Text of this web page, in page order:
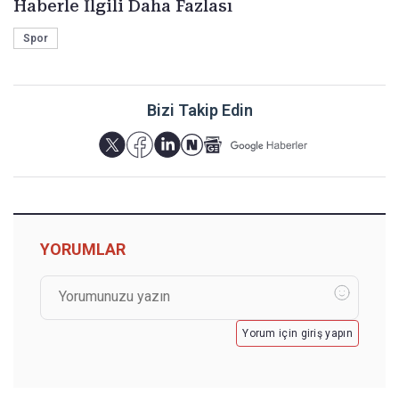
Haberle İlgili Daha Fazlası
Spor
Bizi Takip Edin
YORUMLAR
Yorum için giriş yapın